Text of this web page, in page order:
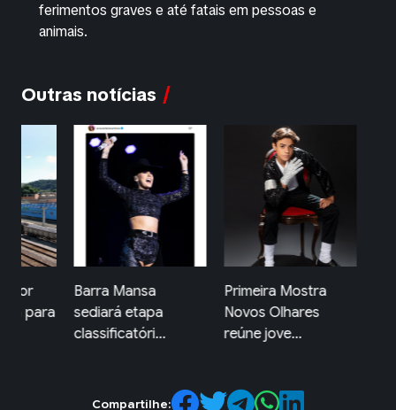
ferimentos graves e até fatais em pessoas e
animais.
Outras notícias
para
Barra Mansa
sediará etapa
classificatóri...
Primeira Mostra
Novos Olhares
reúne jove...
Compartilhe: